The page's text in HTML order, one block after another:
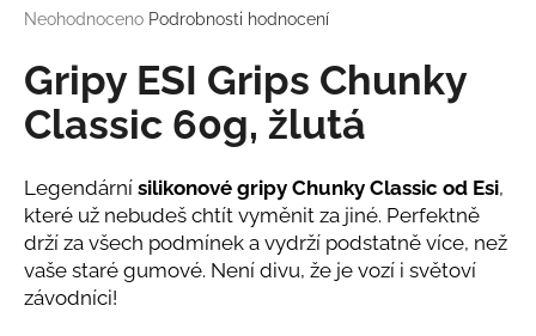
Průměrné
produktu
je
0,0
z
hvězdiček.
Neohodnoceno Podrobnosti hodnocení
Gripy ESI Grips Chunky
Classic 60g, žlutá
Legendární silikonové gripy Chunky Classic od Esi,
které už nebudeš chtít vyměnit za jiné. Perfektně
drží za všech podmínek a vydrží podstatně více, než
vaše staré gumové. Není divu, že je vozí i světoví
závodníci!
a
j
í
t
HLEDAT